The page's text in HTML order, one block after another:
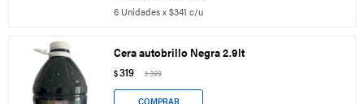
6 Unidades x $341 c/u
Cera autobrillo Negra 2.9lt
$319 $399